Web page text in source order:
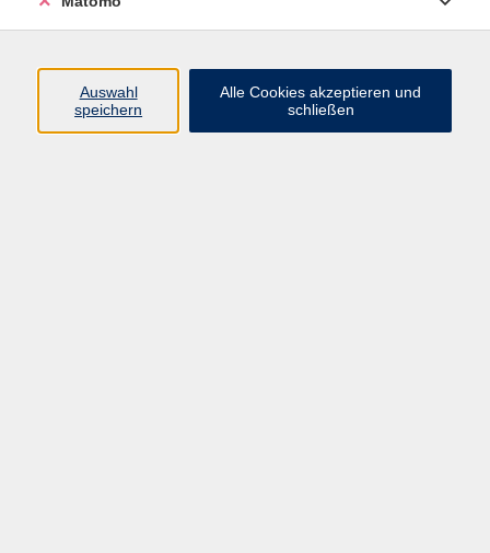
65232 Taunusstein
info@vhs-rtk.de
Tel: 06128-92770
Auswahl
speichern
Alle Cookies akzeptieren und
schließen